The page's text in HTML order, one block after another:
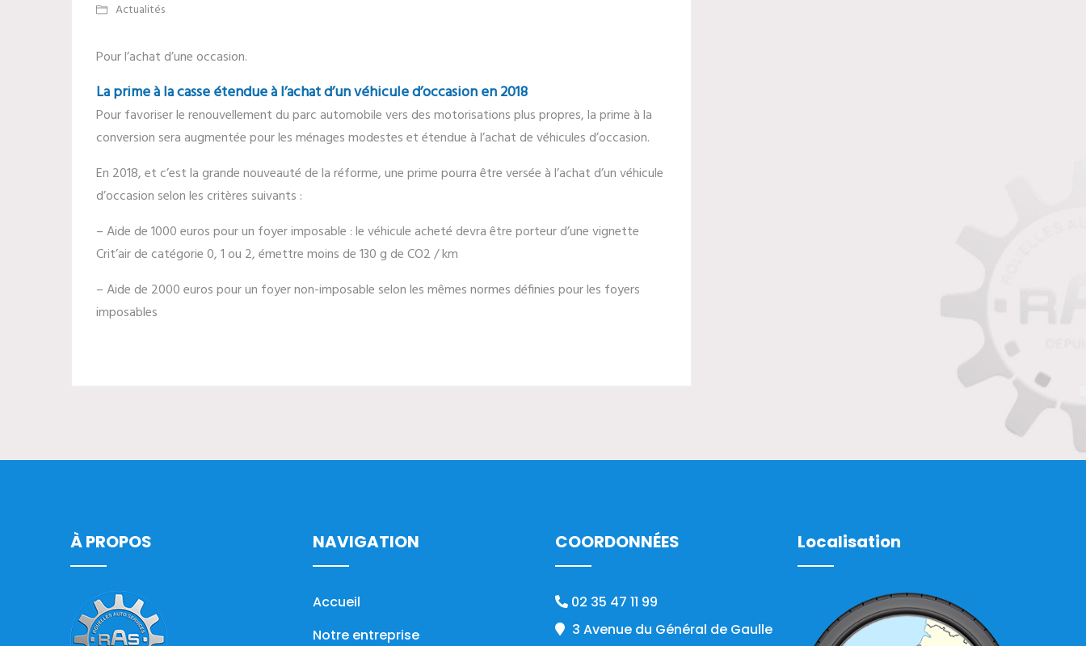
Actualités
Pour l’achat d’une occasion.
La prime à la casse étendue à l’achat d’un véhicule d’occasion en 2018
Pour favoriser le renouvellement du parc automobile vers des motorisations plus propres, la prime à la
conversion sera augmentée pour les ménages modestes et étendue à l’achat de véhicules d’occasion.
En 2018, et c’est la grande nouveauté de la réforme, une prime pourra être versée à l’achat d’un véhicule
d’occasion selon les critères suivants :
– Aide de 1000 euros pour un foyer imposable : le véhicule acheté devra être porteur d’une vignette
Crit’air de catégorie 0, 1 ou 2, émettre moins de 130 g de CO2 / km
– Aide de 2000 euros pour un foyer non-imposable selon les mêmes normes définies pour les foyers
imposables
À PROPOS NAVIGATION
Accueil
Notre entreprise
COORDONNÉES
02 35 47 11 99
3 Avenue du Général de Gaulle
Localisation